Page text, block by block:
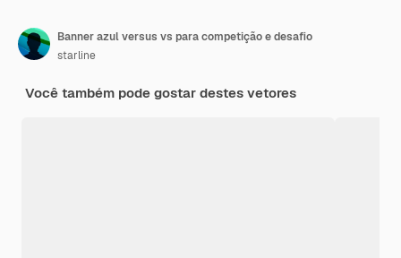
Banner azul versus vs para competição e desafio
starline
Você também pode gostar destes vetores